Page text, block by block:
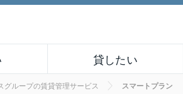
貸したい
グループの賃貸管理サービス スマートプラン